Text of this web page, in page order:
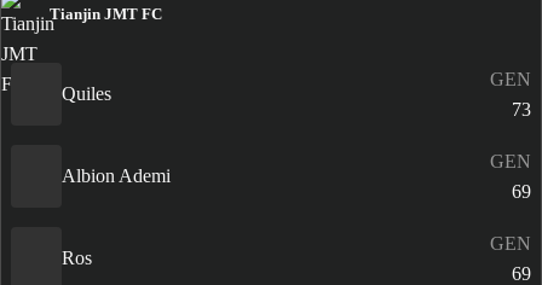
Tianjin JMT FC
Quiles
GEN
73
Albion Ademi
GEN
69
Ros
GEN
69